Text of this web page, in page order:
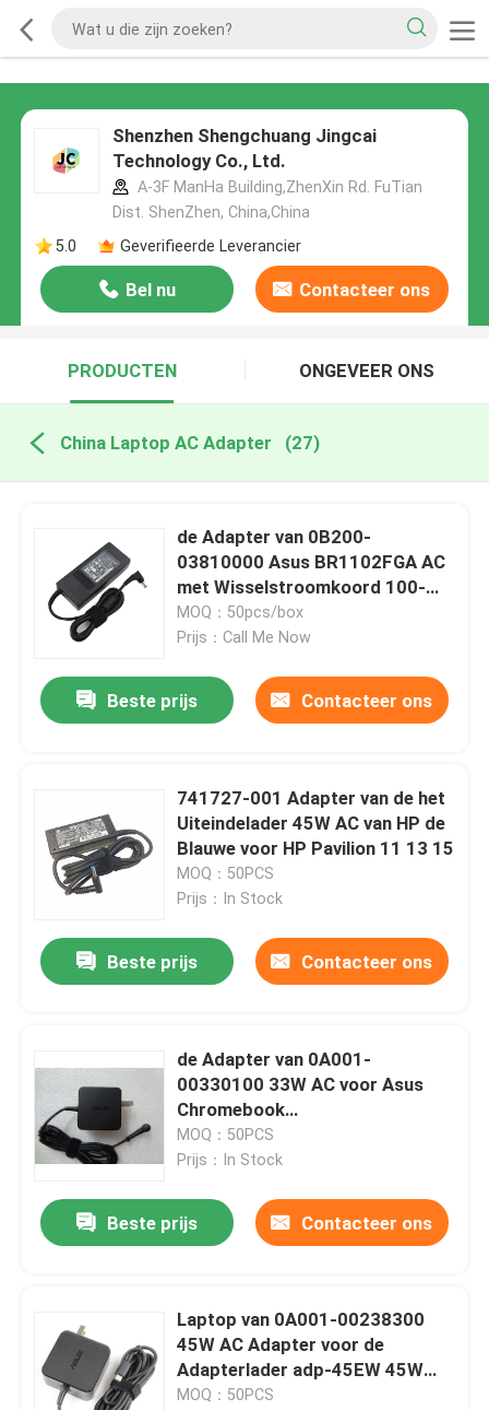
Shenzhen Shengchuang Jingcai
Technology Co., Ltd.
A-3F ManHa Building,ZhenXin Rd. FuTian
Dist. ShenZhen, China,China
5.0
Geverifieerde Leverancier
Bel nu Contacteer ons
PRODUCTEN ONGEVEER ONS
China Laptop AC Adapter (27)
de Adapter van 0B200-
03810000 Asus BR1102FGA AC
met Wisselstroomkoord 100-
240V 50/60Hz
MOQ：50pcs/box
Prijs：Call Me Now
Beste prijs Contacteer ons
741727-001 Adapter van de het
Uiteindelader 45W AC van HP de
Blauwe voor HP Pavilion 11 13 15
MOQ：50PCS
Prijs：In Stock
Beste prijs Contacteer ons
de Adapter van 0A001-
00330100 33W AC voor Asus
Chromebook
C200MA/C300MA/C300SA
MOQ：50PCS
Prijs：In Stock
Beste prijs Contacteer ons
Laptop van 0A001-00238300
45W AC Adapter voor de
Adapterlader adp-45EW 45W
USB-c van ASUS AC
MOQ：50PCS